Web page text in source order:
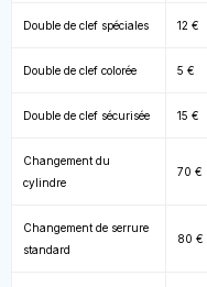
Double de clef spéciales 12 €
Double de clef colorée 5 €
Double de clef sécurisée 15 €
Changement du
cylindre
70 €
Changement de serrure
standard
80 €